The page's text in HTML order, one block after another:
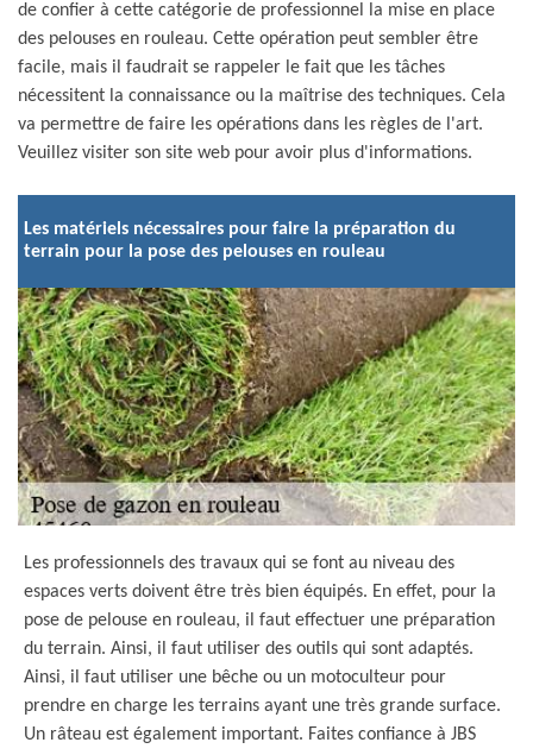
de confier à cette catégorie de professionnel la mise en place
des pelouses en rouleau. Cette opération peut sembler être
facile, mais il faudrait se rappeler le fait que les tâches
nécessitent la connaissance ou la maîtrise des techniques. Cela
va permettre de faire les opérations dans les règles de l'art.
Veuillez visiter son site web pour avoir plus d'informations.
Les matériels nécessaires pour faire la préparation du
terrain pour la pose des pelouses en rouleau
Les professionnels des travaux qui se font au niveau des
espaces verts doivent être très bien équipés. En effet, pour la
pose de pelouse en rouleau, il faut effectuer une préparation
du terrain. Ainsi, il faut utiliser des outils qui sont adaptés.
Ainsi, il faut utiliser une bêche ou un motoculteur pour
prendre en charge les terrains ayant une très grande surface.
Un râteau est également important. Faites confiance à JBS